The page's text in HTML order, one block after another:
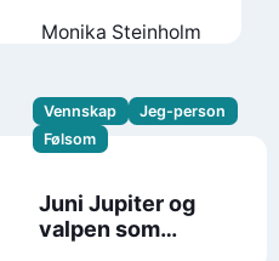
Monika Steinholm
Vennskap
Jeg-person
Følsom
Juni Jupiter og
valpen som